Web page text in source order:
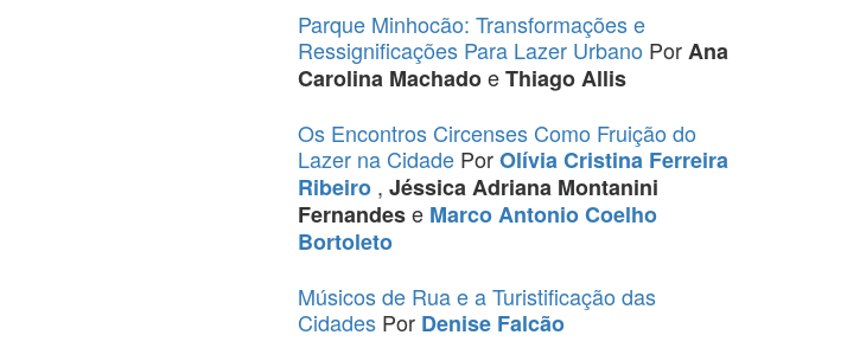
Parque Minhocão: Transformações e
Ressignificações Para Lazer Urbano PorAna
Carolina MachadoeThiago Allis
Os Encontros Circenses Como Fruição do
Lazer na Cidade PorOlívia Cristina Ferreira
Ribeiro , Jéssica Adriana Montanini
Fernandese Marco Antonio Coelho
Bortoleto
Músicos de Rua e a Turistificação das
Cidades Por Denise Falcão